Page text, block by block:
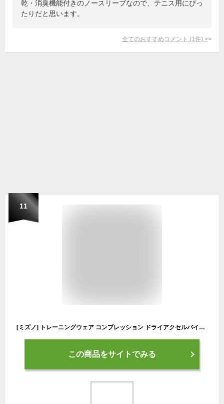
乾・消臭機能付きのノースリーブなので、テニス用にぴっ
たりだと思います。
全てのおすすめコメント (1 件) >
11
[ミズノ] トレーニングウェア コンプレッション ドライアクセルバイオギアシャツ 丸首半袖 吸汗速乾 ストレッチ 紫外線カット 2021年モデル ドレスネイビー(マット) L
この商品をサイトでみる